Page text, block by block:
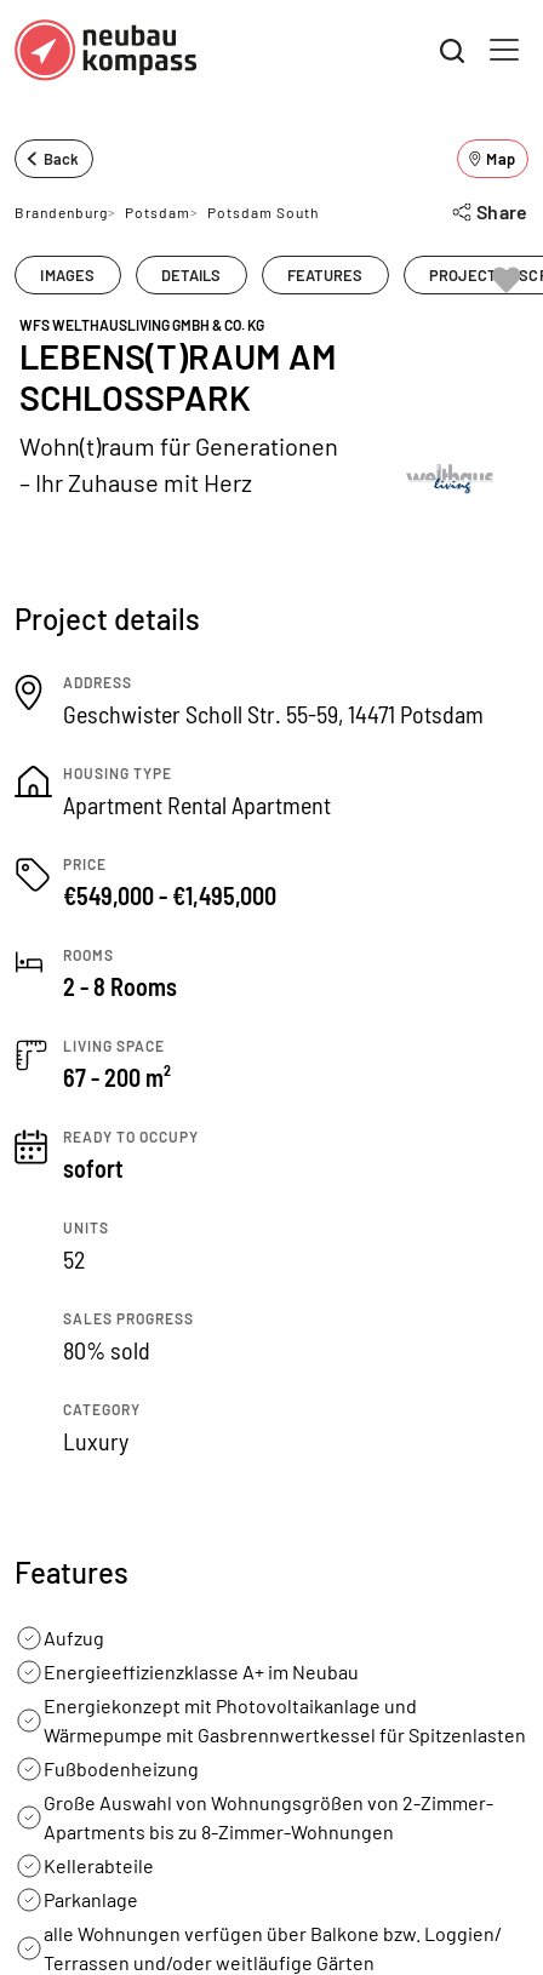
Back Map
Brandenburg> Potsdam> Potsdam South Share
IMAGES DETAILS FEATURES PROJECT
WFS WELTHAUSLIVING GMBH & CO. KG
LEBENS(T)RAUM AM
SCHLOSSPARK
Wohn(t)raum für Generationen
– Ihr Zuhause mit Herz
Project details
ADDRESS
Geschwister Scholl Str. 55-59, 14471 Potsdam
HOUSING TYPE
Apartment Rental Apartment
PRICE
€549,000 - €1,495,000
ROOMS
2 - 8 Rooms
LIVING SPACE
67 - 200 m²
READY TO OCCUPY
sofort
UNITS
52
SALES PROGRESS
80% sold
CATEGORY
Luxury
Features
Aufzug
Energieeffizienzklasse A+ im Neubau
Energiekonzept mit Photovoltaikanlage und
Wärmepumpe mit Gasbrennwertkessel für Spitzenlasten
Fußbodenheizung
Große Auswahl von Wohnungsgrößen von 2-Zimmer-
Apartments bis zu 8-Zimmer-Wohnungen
Kellerabteile
Parkanlage
alle Wohnungen verfügen über Balkone bzw. Loggien/
Terrassen und/oder weitläufige Gärten